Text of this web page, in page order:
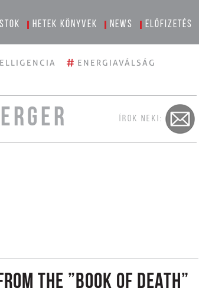
Hetek könyvek News Előfizetés
# ENERGIAVÁLSÁG
ÍROK NEKI:
the ”Book of Death”